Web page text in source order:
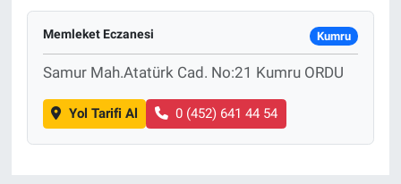
Memleket Eczanesi Kumru
Samur Mah.Atatürk Cad. No:21 Kumru ORDU
Yol Tarifi Al 0 (452) 641 44 54